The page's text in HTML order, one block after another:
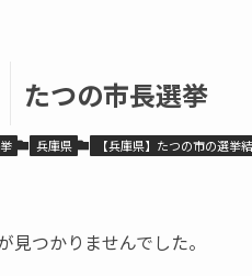
たつの市長選挙
兵庫県 【兵庫県】たつの市の選挙
見つかりませんでした。